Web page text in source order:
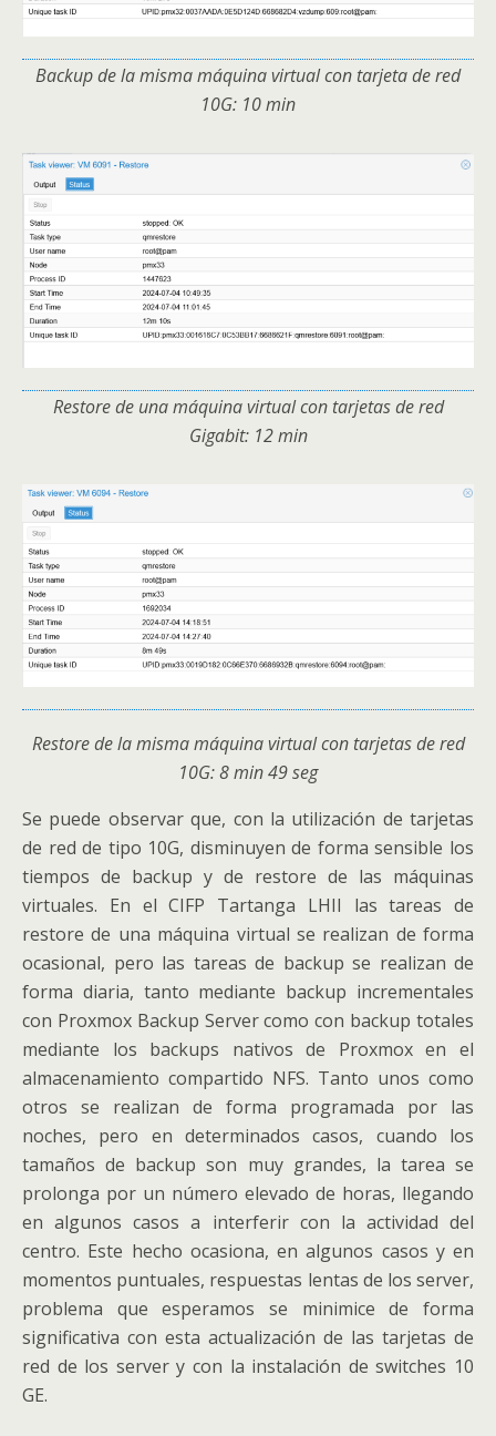
Backup de la misma máquina virtual con tarjeta de red
10G: 10 min
Restore de una máquina virtual con tarjetas de red
Gigabit: 12 min
Restore de la misma máquina virtual con tarjetas de red
10G: 8 min 49 seg
Se puede observar que, con la utilización de tarjetas
de red de tipo 10G, disminuyen de forma sensible los
tiempos de backup y de restore de las máquinas
virtuales. En el CIFP Tartanga LHII las tareas de
restore de una máquina virtual se realizan de forma
ocasional, pero las tareas de backup se realizan de
forma diaria, tanto mediante backup incrementales
con Proxmox Backup Server como con backup totales
mediante los backups nativos de Proxmox en el
almacenamiento compartido NFS. Tanto unos como
otros se realizan de forma programada por las
noches, pero en determinados casos, cuando los
tamaños de backup son muy grandes, la tarea se
prolonga por un número elevado de horas, llegando
en algunos casos a interferir con la actividad del
centro. Este hecho ocasiona, en algunos casos y en
momentos puntuales, respuestas lentas de los server,
problema que esperamos se minimice de forma
significativa con esta actualización de las tarjetas de
red de los server y con la instalación de switches 10
GE.